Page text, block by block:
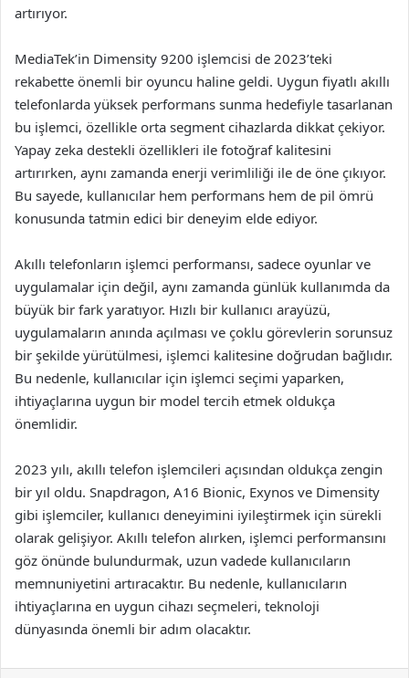
artırıyor.
MediaTek’in Dimensity 9200 işlemcisi de 2023’teki
rekabette önemli bir oyuncu haline geldi. Uygun fiyatlı akıllı
telefonlarda yüksek performans sunma hedefiyle tasarlanan
bu işlemci, özellikle orta segment cihazlarda dikkat çekiyor.
Yapay zeka destekli özellikleri ile fotoğraf kalitesini
artırırken, aynı zamanda enerji verimliliği ile de öne çıkıyor.
Bu sayede, kullanıcılar hem performans hem de pil ömrü
konusunda tatmin edici bir deneyim elde ediyor.
Akıllı telefonların işlemci performansı, sadece oyunlar ve
uygulamalar için değil, aynı zamanda günlük kullanımda da
büyük bir fark yaratıyor. Hızlı bir kullanıcı arayüzü,
uygulamaların anında açılması ve çoklu görevlerin sorunsuz
bir şekilde yürütülmesi, işlemci kalitesine doğrudan bağlıdır.
Bu nedenle, kullanıcılar için işlemci seçimi yaparken,
ihtiyaçlarına uygun bir model tercih etmek oldukça
önemlidir.
2023 yılı, akıllı telefon işlemcileri açısından oldukça zengin
bir yıl oldu. Snapdragon, A16 Bionic, Exynos ve Dimensity
gibi işlemciler, kullanıcı deneyimini iyileştirmek için sürekli
olarak gelişiyor. Akıllı telefon alırken, işlemci performansını
göz önünde bulundurmak, uzun vadede kullanıcıların
memnuniyetini artıracaktır. Bu nedenle, kullanıcıların
ihtiyaçlarına en uygun cihazı seçmeleri, teknoloji
dünyasında önemli bir adım olacaktır.